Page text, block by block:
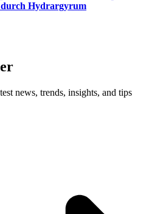
durch Hydrargyrum
news, trends, insights, and tips